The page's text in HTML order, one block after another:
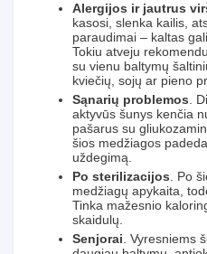
Alergijos ir jautrus
kasosi, slenka kailis,
paraudimai – kaltas
Tokiu atveju
su vienu baltymų
kviečių, sojų ar pieno
Sąnarių problemos.
aktyvūs šunys kenčia
pašarus su
šios medžiagos
uždegimą.
Po sterilizacijos. Po
medžiagų apykaita,
Tinka mažesnio
skaidulų.
Senjorai. Vyresniems